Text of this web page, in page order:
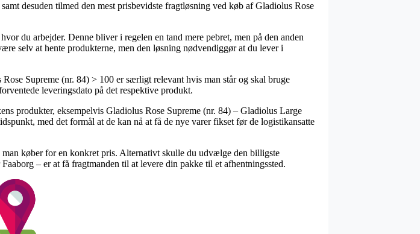
desuden tilmed den mest prisbevidste fragtløsning ved køb af Gladiolus Rose
du arbejder. Denne bliver i regelen en tand mere pebret, men på den anden
selv at hente produkterne, men den løsning nødvendiggør at du lever i
Supreme (nr. 84) > 100 er særligt relevant hvis man står og skal bruge
leveringsdato på det respektive produkt.
produkter, eksempelvis Gladiolus Rose Supreme (nr. 84) – Gladiolus Large
med det formål at de kan nå at få de nye varer fikset før de logistikansatte
køber for en konkret pris. Alternativt skulle du udvælge den billigste
– er at få fragtmanden til at levere din pakke til et afhentningssted.